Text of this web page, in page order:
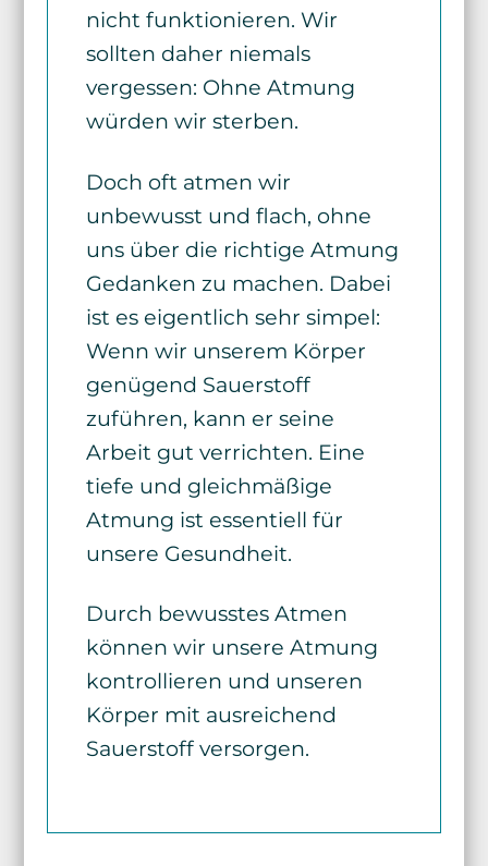
nicht funktionieren. Wir
sollten daher niemals
vergessen: Ohne Atmung
würden wir sterben.
Doch oft atmen wir
unbewusst und flach, ohne
uns über die richtige Atmung
Gedanken zu machen. Dabei
ist es eigentlich sehr simpel:
Wenn wir unserem Körper
genügend Sauerstoff
zuführen, kann er seine
Arbeit gut verrichten. Eine
tiefe und gleichmäßige
Atmung ist essentiell für
unsere Gesundheit.
Durch bewusstes Atmen
können wir unsere Atmung
kontrollieren und unseren
Körper mit ausreichend
Sauerstoff versorgen.